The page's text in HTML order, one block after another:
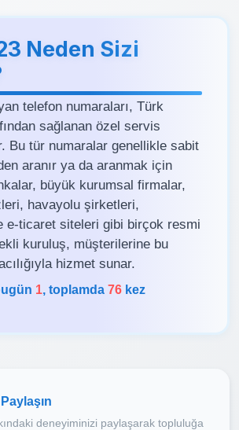
Neden Sizi
telefon numaraları, Türk
sağlanan özel servis
Bu tür numaralar genellikle sabit
aranır ya da aranmak için
büyük kurumsal firmalar,
havayolu şirketleri,
e-ticaret siteleri gibi birçok resmi
kuruluş, müşterilerine bu
hizmet sunar.
1, toplamda 76 kez
deneyiminizi paylaşarak topluluğa